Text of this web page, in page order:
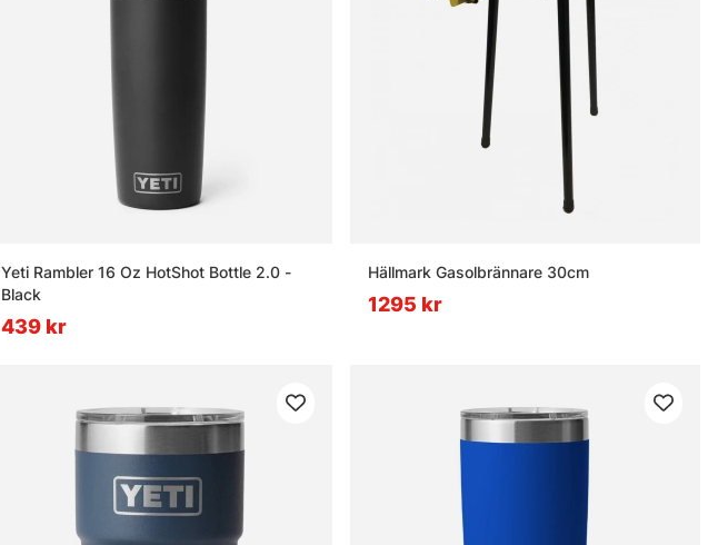
Yeti Rambler 16 Oz HotShot Bottle 2.0 -
Black
439 kr
Hällmark Gasolbrännare 30cm
1295 kr